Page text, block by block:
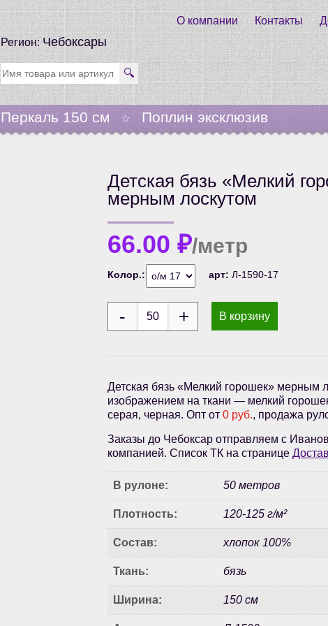
О компании Контакты
Регион:Чебоксары
🔍
Перкаль 150 см ☆ Поплин эксклюзив
Детская бязь «Мелкий
мерным лоскутом
66.00₽/метр
Колор.: арт:Л-1590-17
В корзину
Детская бязь «Мелкий горошек» мерным
изображением на ткани — мелкий
серая, черная. Опт от0 руб., продажа
Заказы до Чебоксар отправляем с
компанией. Список ТК на странице
В рулоне: 50 метров
Плотность: 120-125 г/м²
Состав: хлопок 100%
Ткань: бязь
Ширина: 150 см